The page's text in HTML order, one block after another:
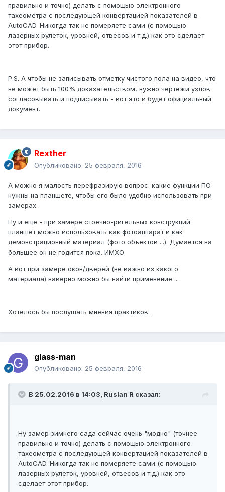
правильно и точно) делать с помощью электронного
тахеометра с последующей конвертацией показателей в
AutoCAD. Никогда так не померяете сами (с помощью
лазерных рулеток, уровней, отвесов и т.д.) как это сделает
этот прибор.
P.S. А чтобы не записывать отметку чистого пола на видео, что
не может быть 100% доказательством, нужно чертежи узлов
согласовывать и подписывать - вот это и будет официальный
документ.
Rexther
Опубликовано: 25 февраля, 2016
А можно я малость перефразирую вопрос: какие функции ПО
нужны на планшете, чтобы его было удобно использовать при
замерах.
Ну и еще - при замере стоечно-ригельных конструкций
планшет можно использовать как фотоаппарат и как
демонстрационный материал (фото объектов ...). Думается на
большее он не годится пока. ИМХО
А вот при замере окон/дверей (не важно из какого
материала) наверно можно бы найти применение ...
Хотелось бы послушать мнения практиков.
glass-man
Опубликовано: 25 февраля, 2016
В 25.02.2016 в 14:03, Ruslan R сказал:
Ну замер зимнего сада сейчас очень "модно" (точнее
правильно и точно) делать с помощью электронного
тахеометра с последующей конвертацией показателей в
AutoCAD. Никогда так не померяете сами (с помощью
лазерных рулеток, уровней, отвесов и т.д.) как это
сделает этот прибор.